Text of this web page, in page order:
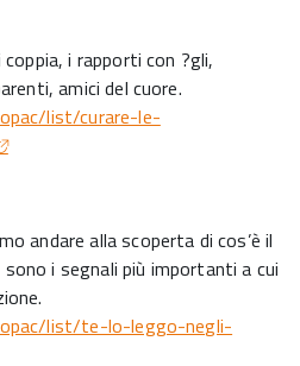
i rapporti con ?gli,
amici del cuore.
list/curare-le-
andare alla scoperta di cos’è il
i segnali più importanti a cui
list/te-lo-leggo-negli-